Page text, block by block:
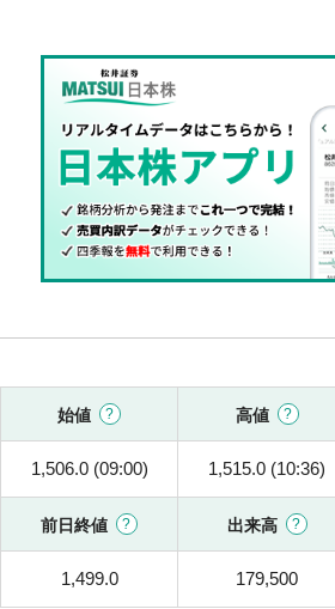
始値 高値
1,506.0 (09:00) 1,515.0 (10:36)
前日終値 出来高
1,499.0 179,500